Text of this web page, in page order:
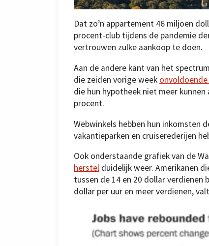
Dat zo’n appartement 46 miljoen
procent-club tijdens de pandemie
vertrouwen zulke aankoop te doen.
Aan de andere kant van het
die zeiden vorige week
die hun hypotheek niet meer
procent.
Webwinkels hebben hun inkomsten
vakantieparken en cruiserederijen
Ook onderstaande grafiek van de
herstel duidelijk weer. Amerikanen
tussen de 14 en 20 dollar verdienen
dollar per uur en meer verdienen,